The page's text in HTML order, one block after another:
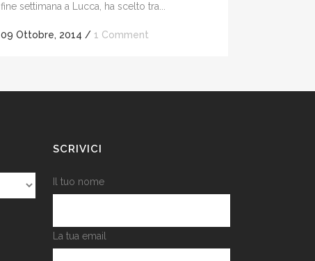
fine settimana a Lucca, ha scelto tra...
09 Ottobre, 2014 / 1 Comment
SCRIVICI
Il tuo nome
La tua email